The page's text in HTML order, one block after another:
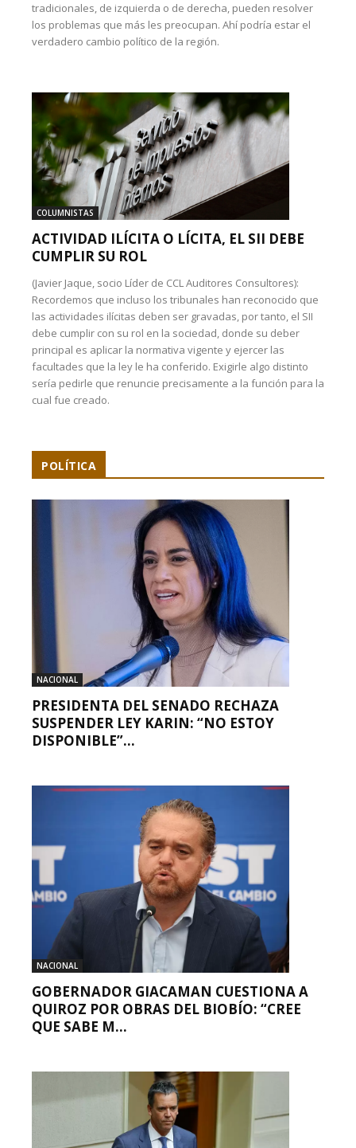
tradicionales, de izquierda o de derecha, pueden resolver
los problemas que más les preocupan. Ahí podría estar el
verdadero cambio político de la región.
COLUMNISTAS
ACTIVIDAD ILÍCITA O LÍCITA, EL SII DEBE
CUMPLIR SU ROL
(Javier Jaque, socio Líder de CCL Auditores Consultores):
Recordemos que incluso los tribunales han reconocido que
las actividades ilícitas deben ser gravadas, por tanto, el SII
debe cumplir con su rol en la sociedad, donde su deber
principal es aplicar la normativa vigente y ejercer las
facultades que la ley le ha conferido. Exigirle algo distinto
sería pedirle que renuncie precisamente a la función para la
cual fue creado.
POLÍTICA
NACIONAL
PRESIDENTA DEL SENADO RECHAZA
SUSPENDER LEY KARIN: “NO ESTOY
DISPONIBLE”...
NACIONAL
GOBERNADOR GIACAMAN CUESTIONA A
QUIROZ POR OBRAS DEL BIOBÍO: “CREE
QUE SABE M...